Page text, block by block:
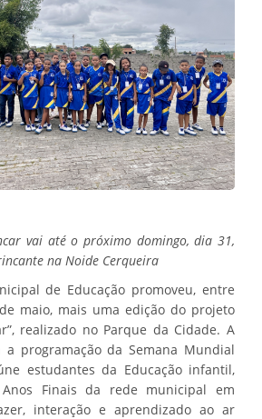
vai até o próximo domingo, dia 31,
na Noide Cerqueira
de Educação promoveu, entre
maio, mais uma edição do projeto
realizado no Parque da Cidade. A
programação da Semana Mundial
estudantes da Educação infantil,
Finais da rede municipal em
interação e aprendizado ao ar